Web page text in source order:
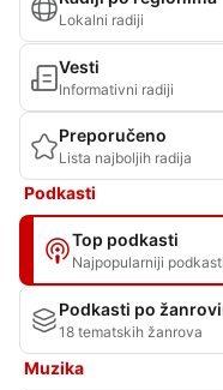
Lokalni radiji
Vesti
Informativni radiji
Preporučeno
Lista najboljih radija
Podkasti
Top podkasti
Najpopularniji podkasti
Podkasti po
18 tematskih žanrova
Muzika